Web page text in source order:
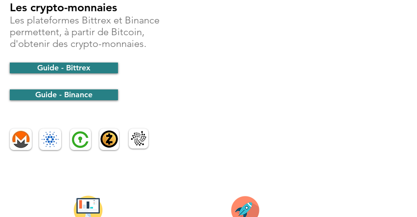
Les crypto-monnaies
Les plateformes Bittrex et Binance
permettent, à partir de Bitcoin,
d'obtenir des crypto-monnaies.
Guide - Bittrex
Guide - Binance